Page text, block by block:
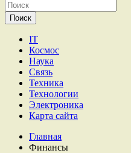
Поиск
IT
Космос
Наука
Связь
Техника
Технологии
Электроника
Карта сайта
Главная
Финансы